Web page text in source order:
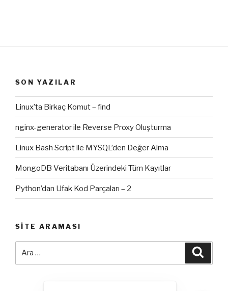
SON YAZILAR
Linux’ta Birkaç Komut – find
nginx-generator ile Reverse Proxy Oluşturma
Linux Bash Script ile MYSQL’den Değer Alma
MongoDB Veritabanı Üzerindeki Tüm Kayıtlar
Python’dan Ufak Kod Parçaları – 2
SITE ARAMASI